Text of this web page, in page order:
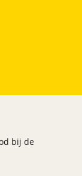
bij de